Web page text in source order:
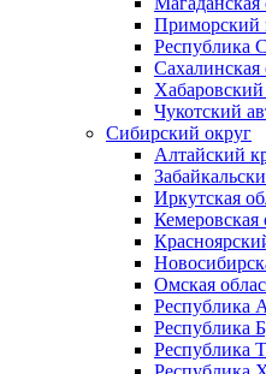
Приморский
Республика
Сахалинская
Чукотский
Сибирский округ
Алтайский
Иркутская
Кемеровская
Омская
Республика
Республика
Республика